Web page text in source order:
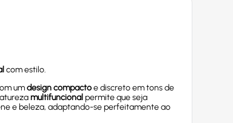
com estilo.
umdesign compactoe discreto em tons de
multifuncional permite que seja
e beleza, adaptando-se perfeitamente ao